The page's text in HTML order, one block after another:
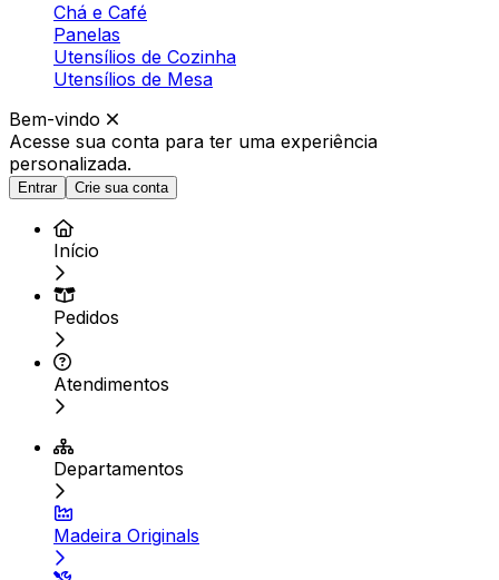
Chá e Café
Panelas
Utensílios de Cozinha
Utensílios de Mesa
Bem-vindo
Acesse sua conta para ter uma experiência
personalizada.
Entrar Crie sua conta
Início
Pedidos
Atendimentos
Departamentos
Madeira Originals